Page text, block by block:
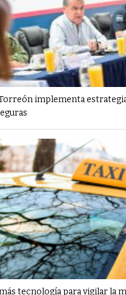
implementa
tecnología para vigilar la